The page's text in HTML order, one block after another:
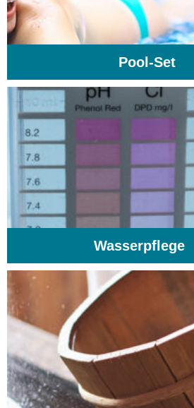
Pool-Set
Wasserpflege